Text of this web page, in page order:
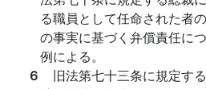
る職員として任命された者
の事実に基づく弁償責任に
例による。
６ 旧法第七十三条に規定す